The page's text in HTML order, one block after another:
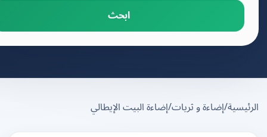
ابحث
/إضاءة و ثريات/إضاءة البيت الإيطالي